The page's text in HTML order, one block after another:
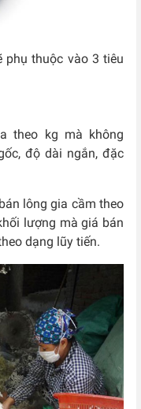
phụ thuộc vào 3 tiêu
theo kg mà không
độ dài ngắn, đặc
lông gia cầm theo
lượng mà giá bán
dạng lũy tiến.